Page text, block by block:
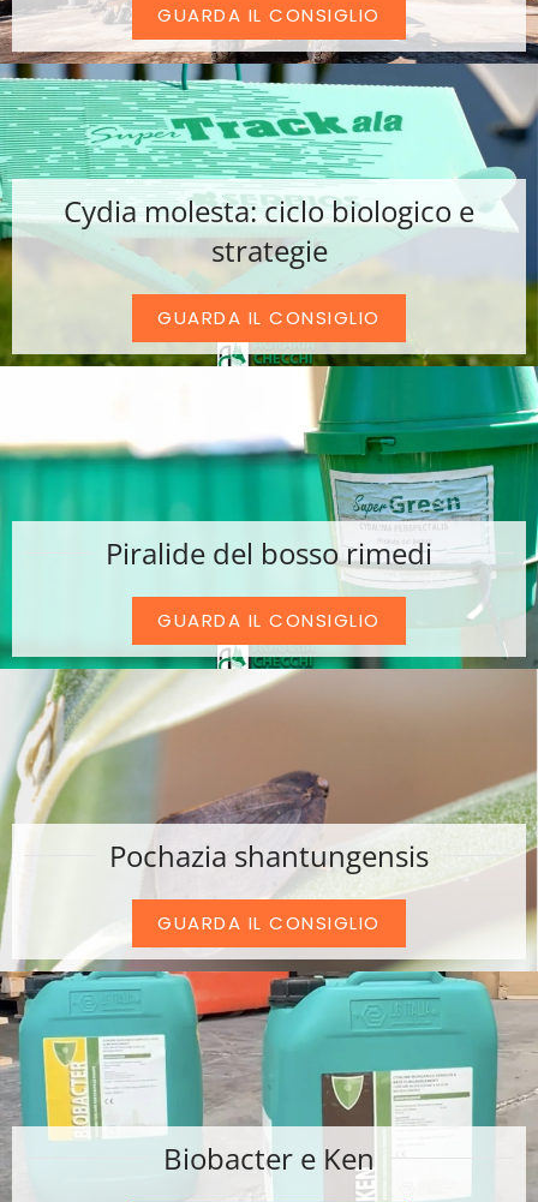
GUARDA IL CONSIGLIO
Cydia molesta: ciclo biologico e
strategie
GUARDA IL CONSIGLIO
Piralide del bosso rimedi
GUARDA IL CONSIGLIO
Pochazia shantungensis
GUARDA IL CONSIGLIO
Biobacter e Ken